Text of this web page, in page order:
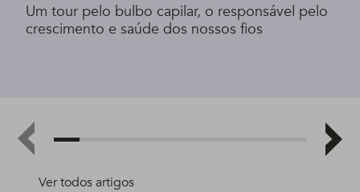
Ver todos artigos
Um tour pelo bulbo capilar, o responsável pelo
crescimento e saúde dos nossos fios